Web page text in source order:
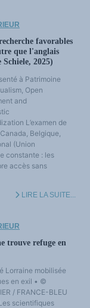
favorables
que l'anglais
2025)
à Patrimoine
Open
and
L’examen de
Belgique,
(Union
constante : les
accès sans
LIRE LA SUITE...
trouve refuge en
Lorraine mobilisée
en exil • ©
/ FRANCE-BLEU
scientifiques